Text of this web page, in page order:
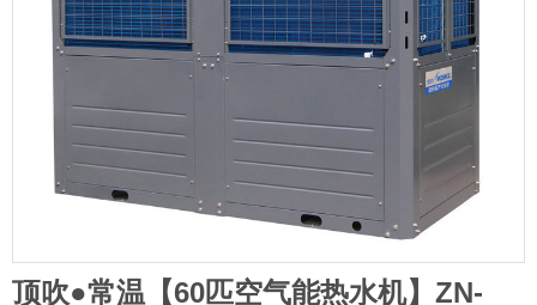
顶吹●常温【60匹空气能热水机】ZN-